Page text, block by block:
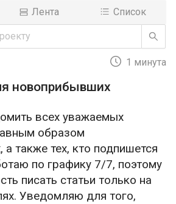
Лента Список
1 минута
новоприбывших
всех уважаемых
образом
также тех, кто подпишется
по графику 7/7, поэтому
писать статьи только на
Уведомляю для того,